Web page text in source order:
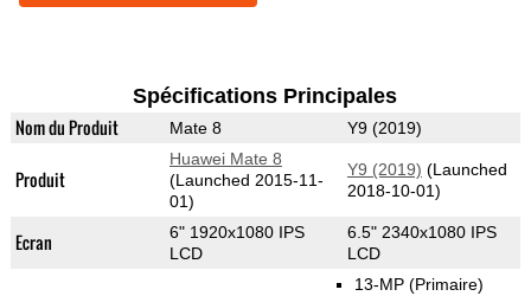
Spécifications Principales
Nom du Produit Mate 8 Y9 (2019)
Produit
Huawei Mate 8
(Launched 2015-11-
01)
Y9 (2019) (Launched
2018-10-01)
Ecran
6" 1920x1080 IPS
LCD
6.5" 2340x1080 IPS
LCD
13-MP (Primaire)